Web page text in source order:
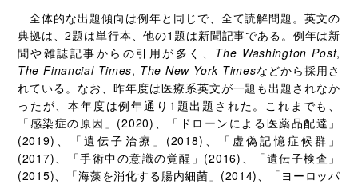
全体的な出題傾向は例年と同じで、全て読解問題。英文の
典拠は、2題は単行本、他の1題は新聞記事である。例年は新
聞や雑誌記事からの引用が多く、 The Washington Post,
The Financial Times, The New York Timesなどから採用さ
れている。なお、昨年度は医療系英文が一題も出題されなか
ったが、本年度は例年通り1題出題された。これまでも、
「感染症の原因」(2020)、「ドローンによる医薬品配達」
(2019)、「遺伝子治療」(2018)、「虚偽記憶症候群」
(2017)、「手術中の意識の覚醒」(2016)、「遺伝子検査」
(2015)、「海藻を消化する腸内細菌」(2014)、「ヨーロッパ